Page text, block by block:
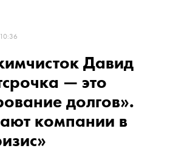
Давид
— это
долгов».
компании в